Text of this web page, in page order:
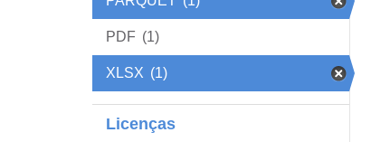
PDF (1)
XLSX (1)
Licenças